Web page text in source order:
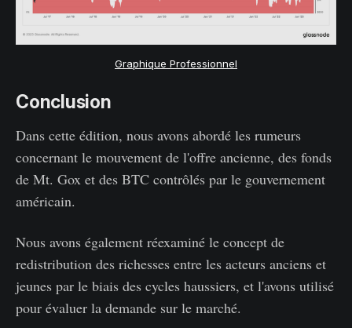
Graphique Professionnel
Conclusion
Dans cette édition, nous avons abordé les rumeurs
concernant le mouvement de l'offre ancienne, des fonds
de Mt. Gox et des BTC contrôlés par le gouvernement
américain.
Nous avons également réexaminé le concept de
redistribution des richesses entre les acteurs anciens et
jeunes par le biais des cycles haussiers, et l'avons utilisé
pour évaluer la demande sur le marché.